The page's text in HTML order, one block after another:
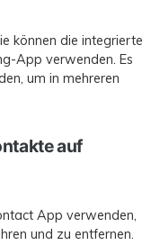
können die integrierte
App verwenden. Es
um in mehreren
auf
App verwenden,
und zu entfernen.